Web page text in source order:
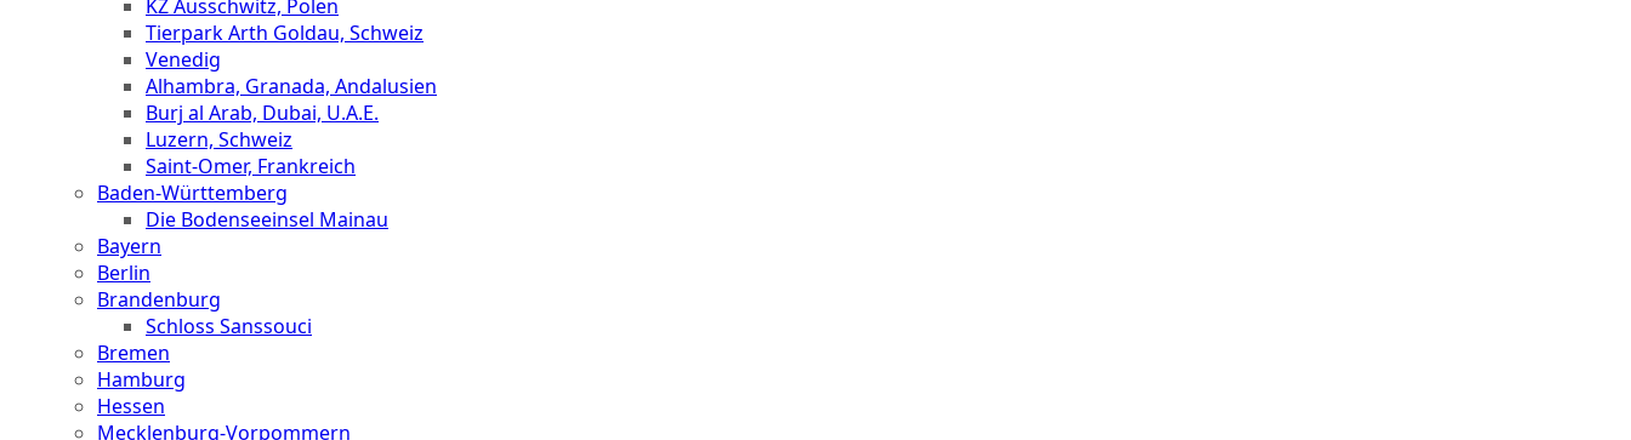
KZ Ausschwitz, Polen
Tierpark Arth Goldau, Schweiz
Venedig
Alhambra, Granada, Andalusien
Burj al Arab, Dubai, U.A.E.
Luzern, Schweiz
Saint-Omer, Frankreich
Baden-Württemberg
Die Bodenseeinsel Mainau
Bayern
Berlin
Brandenburg
Schloss Sanssouci
Bremen
Hamburg
Hessen
Mecklenburg-Vorpommern